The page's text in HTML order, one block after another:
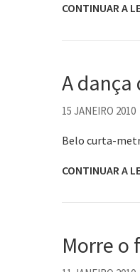
CONTINUAR A
A dança
15 JANEIRO 2010
Belo curta-
CONTINUAR A
Morre o